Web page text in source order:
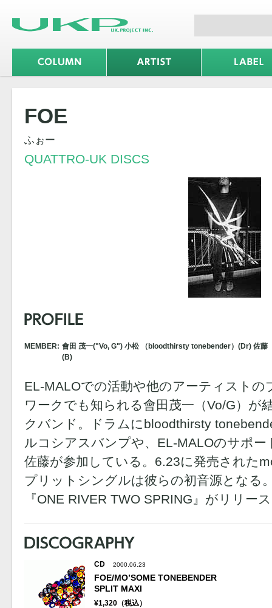
FOE
ふぉー
QUATTRO-UK DISCS
MEMBER: 會田 茂一("Vo, G") 小松 （bloodthirsty tonebender）(Dr) 佐藤
(B)
EL-MALOでの活動や他のアーティスト
ワークでも知られる會田茂一（Vo/G）が
クバンド。ドラムにbloodthirsty
ルコシアスバンプや、EL-MALOのサポ
佐藤が参加している。6.23に発売された
プリットシングルは彼らの初音源となる
『ONE RIVER TWO SPRING』がリリー
CD 2000.06.23
FOE/MO’SOME TONEBENDER
SPLIT MAXI
¥1,320（税込）